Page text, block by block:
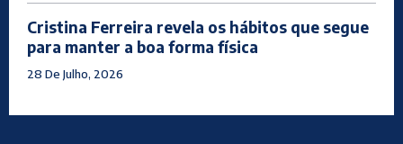
Cristina Ferreira revela os hábitos que segue
para manter a boa forma física
28 De Julho, 2026